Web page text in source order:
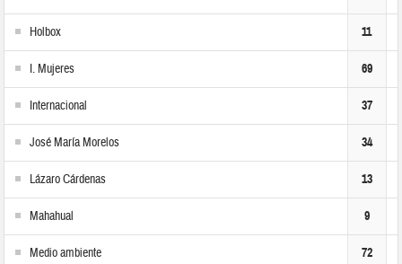
Holbox 11
I. Mujeres 69
Internacional 37
José María Morelos 34
Lázaro Cárdenas 13
Mahahual 9
Medio ambiente 72